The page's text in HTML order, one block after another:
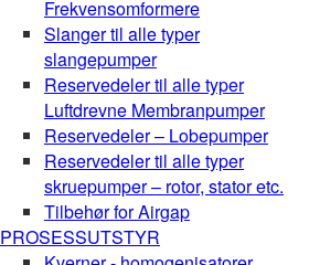
Frekvensomformere
Slanger til alle typer
slangepumper
Reservedeler til alle typer
Luftdrevne Membranpumper
Reservedeler – Lobepumper
Reservedeler til alle typer
skruepumper – rotor, stator etc.
Tilbehør for Airgap
PROSESSUTSTYR